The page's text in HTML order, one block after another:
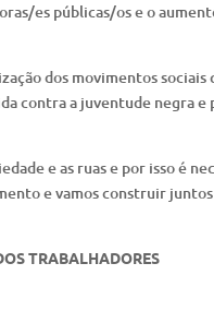
es públicas/os e o
dos movimentos sociais
contra a juventude negra
e as ruas e por isso é
e vamos construir
TRABALHADORES